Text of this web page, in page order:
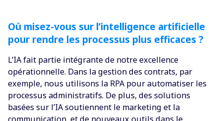
Où misez-vous sur l’intelligence artificielle
pour rendre les processus plus efficaces ?
L’IA fait partie intégrante de notre excellence
opérationnelle. Dans la gestion des contrats, par
exemple, nous utilisons la RPA pour automatiser les
processus administratifs. De plus, des solutions
basées sur l’IA soutiennent le marketing et la